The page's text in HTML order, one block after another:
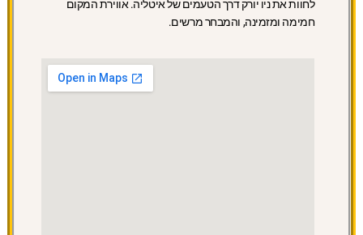
לחוות את ניו יורק דרך הטעמים של איטליה. אווירת המקום
חמימה ומזמינה, והמבחר מרשים.